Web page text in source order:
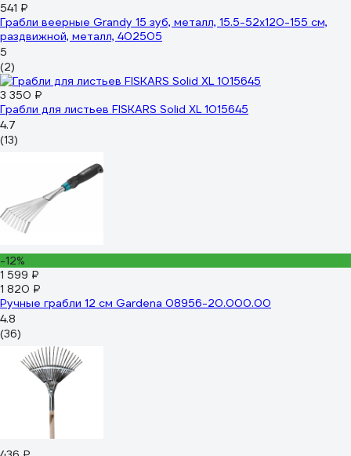
541 ₽
Грабли веерные Grandy 15 зуб, металл, 15.5-52х120-155 см,
раздвижной, металл, 402505
5
(2)
3 350 ₽
Грабли для листьев FISKARS Solid XL 1015645
4.7
(13)
-12%
1 599 ₽
1 820 ₽
Ручные грабли 12 см Gardena 08956-20.000.00
4.8
(36)